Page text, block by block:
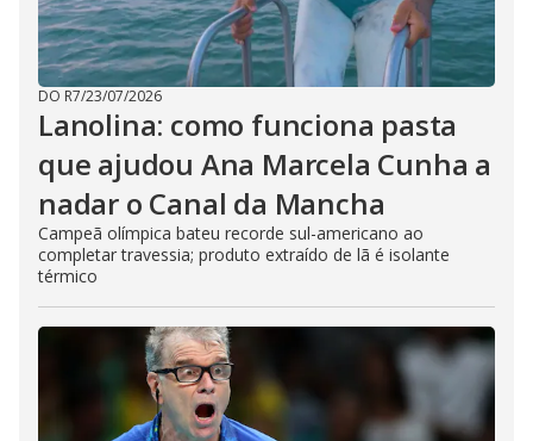
DO R7/23/07/2026
Lanolina: como funciona pasta
que ajudou Ana Marcela Cunha a
nadar o Canal da Mancha
Campeã olímpica bateu recorde sul-americano ao
completar travessia; produto extraído de lã é isolante
térmico